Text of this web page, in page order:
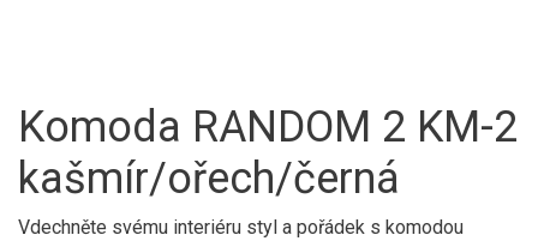
Komoda RANDOM 2 KM-2
kašmír/ořech/černá
Vdechněte svému interiéru styl a pořádek s komodou